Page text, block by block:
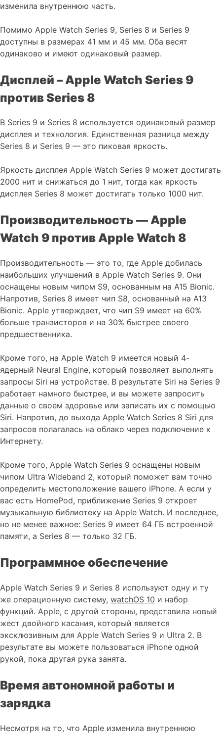
изменила внутреннюю часть.
Помимо Apple Watch Series 9, Series 8 и Series 9
доступны в размерах 41 мм и 45 мм. Оба весят
одинаково и имеют одинаковый размер.
Дисплей – Apple Watch Series 9
против Series 8
В Series 9 и Series 8 используется одинаковый размер
дисплея и технология. Единственная разница между
Series 8 и Series 9 — это пиковая яркость.
Яркость дисплея Apple Watch Series 9 может достигать
2000 нит и снижаться до 1 нит, тогда как яркость
дисплея Series 8 может достигать только 1000 нит.
Производительность — Apple
Watch 9 против Apple Watch 8
Производительность — это то, где Apple добилась
наибольших улучшений в Apple Watch Series 9. Они
оснащены новым чипом S9, основанным на A15 Bionic.
Напротив, Series 8 имеет чип S8, основанный на A13
Bionic. Apple утверждает, что чип S9 имеет на 60%
больше транзисторов и на 30% быстрее своего
предшественника.
Кроме того, на Apple Watch 9 имеется новый 4-
ядерный Neural Engine, который позволяет выполнять
запросы Siri на устройстве. В результате Siri на Series 9
работает намного быстрее, и вы можете запросить
данные о своем здоровье или записать их с помощью
Siri. Напротив, до выхода Apple Watch Series 8 Siri для
запросов полагалась на облако через подключение к
Интернету.
Кроме того, Apple Watch Series 9 оснащены новым
чипом Ultra Wideband 2, который поможет вам точно
определить местоположение вашего iPhone. А если у
вас есть HomePod, приближение Series 9 откроет
музыкальную библиотеку на Apple Watch. И последнее,
но не менее важное: Series 9 имеет 64 ГБ встроенной
памяти, а Series 8 — только 32 ГБ.
Программное обеспечение
Apple Watch Series 9 и Series 8 используют одну и ту
же операционную систему, watchOS 10 и набор
функций. Apple, с другой стороны, представила новый
жест двойного касания, который является
эксклюзивным для Apple Watch Series 9 и Ultra 2. В
результате вы можете пользоваться iPhone одной
рукой, пока другая рука занята.
Время автономной работы и
зарядка
Несмотря на то, что Apple изменила внутреннюю